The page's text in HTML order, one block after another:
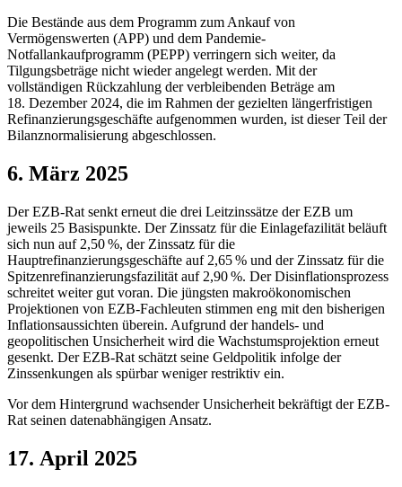
Die Bestände aus dem Programm zum Ankauf von
Vermögenswerten (APP) und dem Pandemie-
Notfallankaufprogramm (PEPP) verringern sich weiter, da
Tilgungsbeträge nicht wieder angelegt werden. Mit der
vollständigen Rückzahlung der verbleibenden Beträge am
18. Dezember 2024, die im Rahmen der gezielten längerfristigen
Refinanzierungsgeschäfte aufgenommen wurden, ist dieser Teil der
Bilanznormalisierung abgeschlossen.
6. März 2025
DerEZB-Rat senkt erneut die drei Leitzinssätze derEZB um
jeweils 25 Basispunkte. Der Zinssatz für die Einlagefazilität beläuft
sich nun auf 2,50 %, der Zinssatz für die
Hauptrefinanzierungsgeschäfte auf 2,65 % und der Zinssatz für die
Spitzenrefinanzierungsfazilität auf 2,90 %. Der Disinflationsprozess
schreitet weiter gut voran. Die jüngsten makroökonomischen
Projektionen von EZB-Fachleuten stimmen eng mit den bisherigen
Inflationsaussichten überein. Aufgrund der handels- und
geopolitischen Unsicherheit wird die Wachstumsprojektion erneut
gesenkt. DerEZB-Rat schätzt seine Geldpolitik infolge der
Zinssenkungen als spürbar weniger restriktiv ein.
Vor dem Hintergrund wachsender Unsicherheit bekräftigt derEZB-
Rat seinen datenabhängigen Ansatz.
17. April 2025